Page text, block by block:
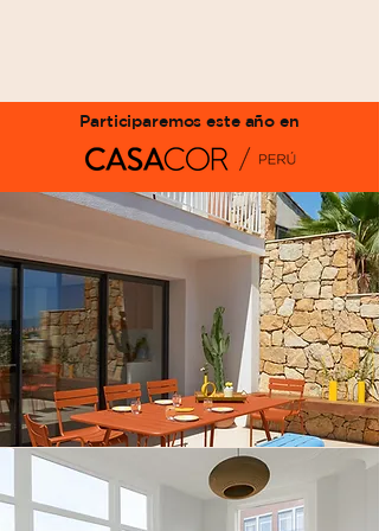
Participaremos este año en
MARCAS
TULIPAN STUDIO